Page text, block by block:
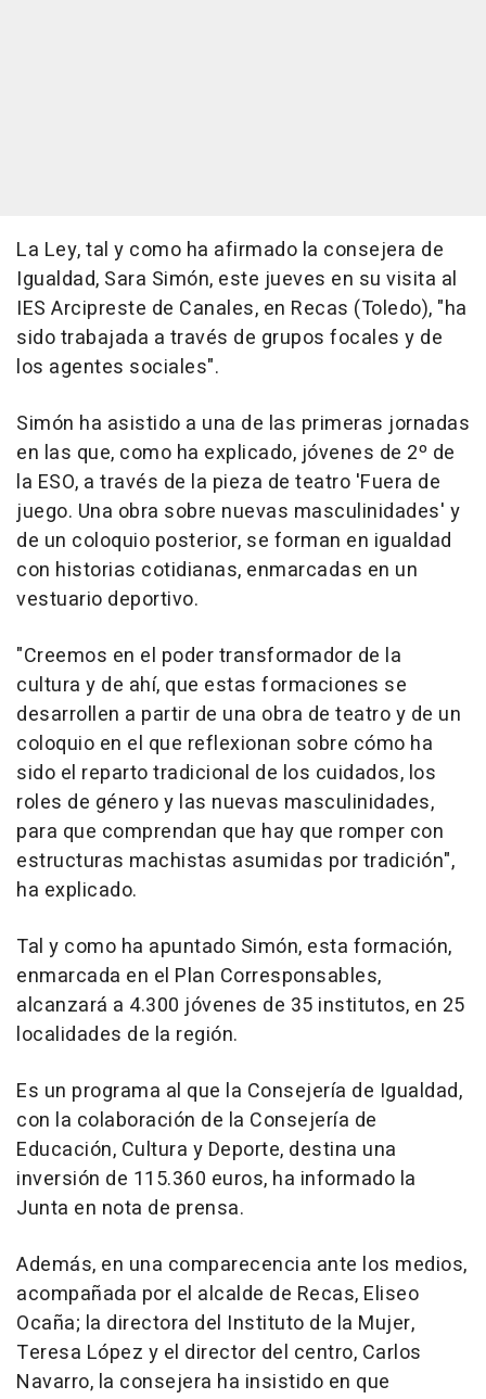
La Ley, tal y como ha afirmado la consejera de
Igualdad, Sara Simón, este jueves en su visita al
IES Arcipreste de Canales, en Recas (Toledo), "ha
sido trabajada a través de grupos focales y de
los agentes sociales".
Simón ha asistido a una de las primeras jornadas
en las que, como ha explicado, jóvenes de 2º de
la ESO, a través de la pieza de teatro 'Fuera de
juego. Una obra sobre nuevas masculinidades' y
de un coloquio posterior, se forman en igualdad
con historias cotidianas, enmarcadas en un
vestuario deportivo.
"Creemos en el poder transformador de la
cultura y de ahí, que estas formaciones se
desarrollen a partir de una obra de teatro y de un
coloquio en el que reflexionan sobre cómo ha
sido el reparto tradicional de los cuidados, los
roles de género y las nuevas masculinidades,
para que comprendan que hay que romper con
estructuras machistas asumidas por tradición",
ha explicado.
Tal y como ha apuntado Simón, esta formación,
enmarcada en el Plan Corresponsables,
alcanzará a 4.300 jóvenes de 35 institutos, en 25
localidades de la región.
Es un programa al que la Consejería de Igualdad,
con la colaboración de la Consejería de
Educación, Cultura y Deporte, destina una
inversión de 115.360 euros, ha informado la
Junta en nota de prensa.
Además, en una comparecencia ante los medios,
acompañada por el alcalde de Recas, Eliseo
Ocaña; la directora del Instituto de la Mujer,
Teresa López y el director del centro, Carlos
Navarro, la consejera ha insistido en que